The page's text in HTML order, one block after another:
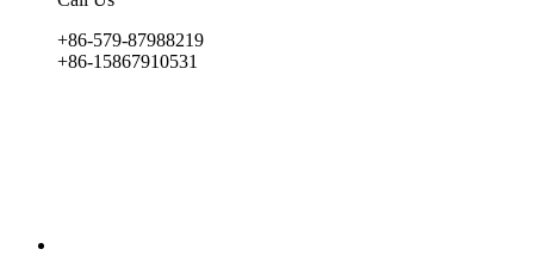
+86-579-87988219
+86-15867910531